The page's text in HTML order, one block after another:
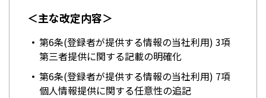
＜主な改定内容＞
第6条(登録者が提供する情報の当社利用) 3項
第三者提供に関する記載の明確化
第6条(登録者が提供する情報の当社利用) 7項
個人情報提供に関する任意性の追記